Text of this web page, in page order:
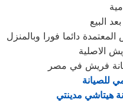
البيع
دائما فورا وبالمنزل
الاصلية
فريش في مصر
للصيانة
هيتاشي مدينتي